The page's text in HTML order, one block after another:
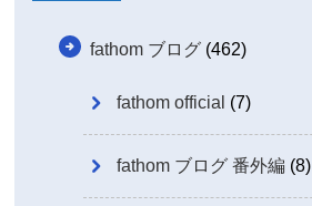
fathom ブログ (462)
fathom official (7)
fathom ブログ 番外編 (8)